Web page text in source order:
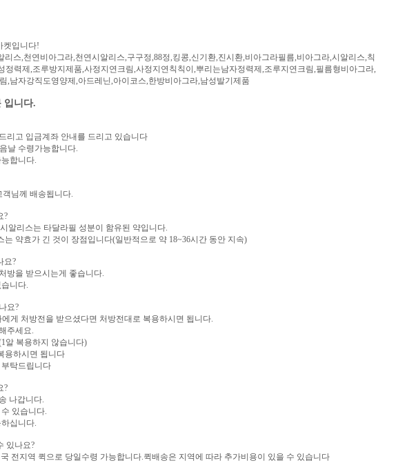
켓입니다!
스,천연비아그라,천연시알리스,구구정,88정,킹콩,신기환,진시환,비아그라필름,비아그라,시알리스,칙
력제,조루방지제품,사정지연크림,사정지연칙칙이,뿌리는남자정력제,조루지연크림,필름형비아그라,
,남자강직도영양제,아드레닌,아이코스,한방비아그라,남성발기제품
입니다.
리고 입금계좌 안내를 드리고 있습니다
날 수령가능합니다.
합니다.
님께 배송됩니다.
?
알리스는 타달라필 성분이 함유된 약입니다.
약효가 긴 것이 장점입니다(일반적으로 약 18~36시간 동안 지속)
요?
방을 받으시는게 좋습니다.
니다.
요?
게 처방전을 받으셨다면 처방전대로 복용하시면 됩니다.
주세요.
알 복용하지 않습니다)
용하시면 됩니다
탁드립니다
?
나갑니다.
있습니다.
십니다.
있나요?
전지역 퀵으로 당일수령 가능합니다.퀵배송은 지역에 따라 추가비용이 있을 수 있습니다